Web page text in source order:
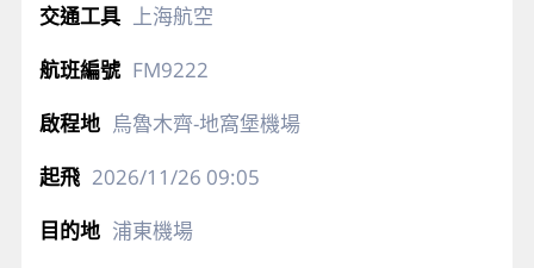
上海航空
FM9222
烏魯木齊-地窩堡機場
2026/11/26 09:05
浦東機場